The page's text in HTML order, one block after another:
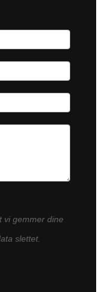
vi gemmer dine
slettet.